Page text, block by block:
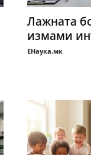
Лажната
измами
ЕНаука.мк